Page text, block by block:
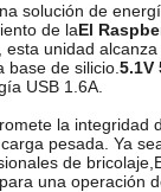
solución de
de laEl
esta unidad alcanza
de silicio. 5.1V
USB 1.6A.
la
pesada. Ya
de
una operación